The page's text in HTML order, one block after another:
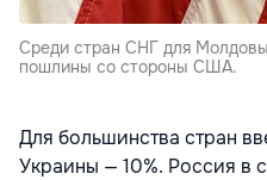
Среди стран СНГ для
пошлины со стороны США.
Для большинства стран
Украины — 10%. Россия в